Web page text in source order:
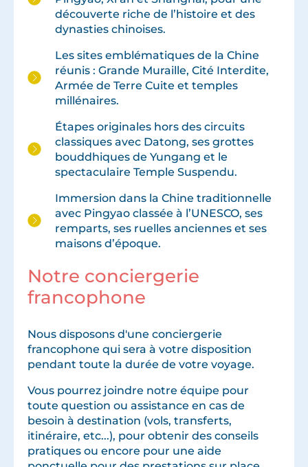
découverte riche de l’histoire et des
dynasties chinoises.
Les sites emblématiques de la Chine
réunis : Grande Muraille, Cité Interdite,
Armée de Terre Cuite et temples
millénaires.
Étapes originales hors des circuits
classiques avec Datong, ses grottes
bouddhiques de Yungang et le
spectaculaire Temple Suspendu.
Immersion dans la Chine traditionnelle
avec Pingyao classée à l’UNESCO, ses
remparts, ses ruelles anciennes et ses
maisons d’époque.
Notre conciergerie
francophone
Nous disposons d'une conciergerie
francophone qui sera à votre disposition
pendant toute la durée de votre voyage.
Vous pourrez joindre notre équipe pour
toute question ou assistance en cas de
besoin à destination (vols, transferts,
itinéraire, etc...), pour obtenir des conseils
pratiques ou encore pour une aide